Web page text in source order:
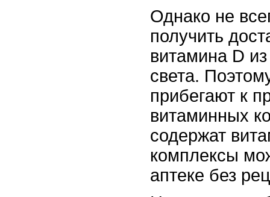
Однако не
получить
витамина D
света.
прибегают к
витаминных
содержат
комплексы
аптеке без